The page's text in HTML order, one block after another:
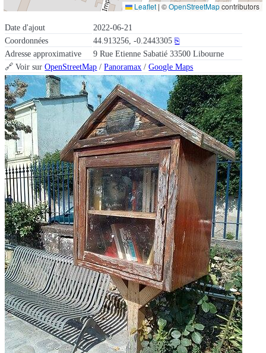
Date d'ajout
2022-06-21
Coordonnées
44.913256, -0.2443305 ⎘
Adresse approximative
9 Rue Etienne Sabatié 33500 Libourne
🔗 Voir surOpenStreetMap /Panoramax /Google Maps
Leaflet | ©OpenStreetMapcontributors